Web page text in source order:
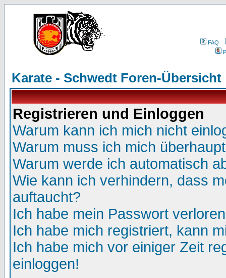
FAQ
Karate - Schwedt Foren-Übersicht
Registrieren und Einloggen
Warum kann ich mich nicht
Warum muss ich mich
Warum werde ich automatisch
Wie kann ich verhindern, dass
auftaucht?
Ich habe mein Passwort
Ich habe mich registriert, kann
Ich habe mich vor einiger Zeit
einloggen!